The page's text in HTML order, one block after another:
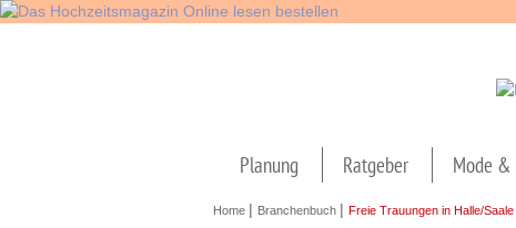
Planung Ratgeber Mode &
Home | Branchenbuch | Freie Trauungen in Halle/Saale